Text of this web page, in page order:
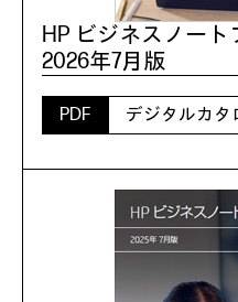
HP ビジネスノー
2026年7月版
PDF デジタルカタ